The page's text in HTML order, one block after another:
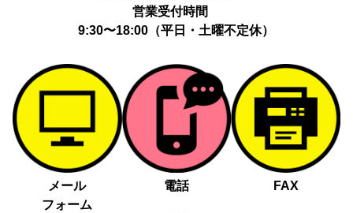
営業受付時間
9:30〜18:00（平日・土曜不定休）
メール
フォーム
電話 FAX